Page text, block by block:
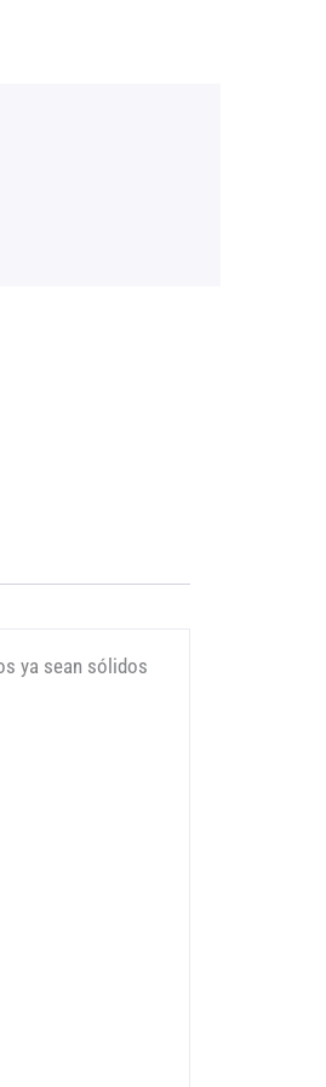
ya sean sólidos